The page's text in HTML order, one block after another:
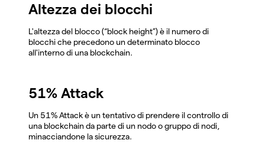
Altezza dei blocchi
L'altezza del blocco (“block height”) è il numero di
blocchi che precedono un determinato blocco
all'interno di una blockchain.
51% Attack
Un 51% Attack è un tentativo di prendere il controllo di
una blockchain da parte di un nodo o gruppo di nodi,
minacciandone la sicurezza.